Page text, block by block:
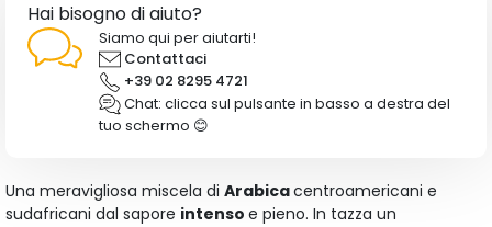
Hai bisogno di aiuto?
Siamo qui per aiutarti!
Contattaci
+39 02 8295 4721
Chat: clicca sul pulsante in basso a destra del
tuo schermo 😊
Una meravigliosa miscela di Arabicacentroamericani e
sudafricani dal sapore intenso e pieno. In tazza un